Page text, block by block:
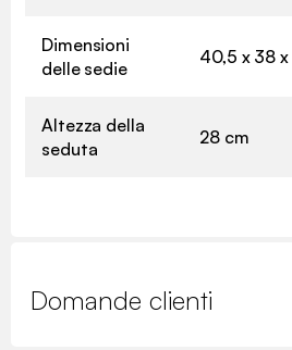
Dimensioni
delle sedie
40,5 x 38
Altezza della
seduta
28 cm
Domande clienti